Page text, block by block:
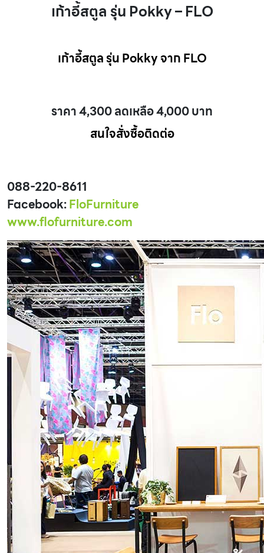
เก้าอี้สตูล รุ่น Pokky – FLO
เก้าอี้สตูล รุ่น Pokky จาก FLO
ราคา 4,300 ลดเหลือ 4,000 บาท
สนใจสั่งซื้อติดต่อ
088-220-8611
Facebook:FloFurniture
www.flofurniture.com